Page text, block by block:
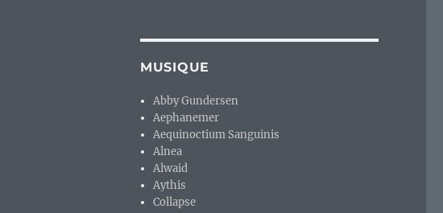
MUSIQUE
Abby Gundersen
Aephanemer
Aequinoctium Sanguinis
Alnea
Alwaid
Aythis
Collapse